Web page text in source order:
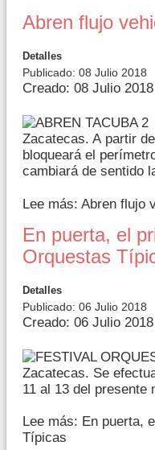
Abren flujo
Detalles
Publicado: 08 Julio 2018
Creado: 08 Julio 2018
Zacatecas. A partir
bloqueará el
cambiará de sentido
Lee más: Abren flujo
En puerta, el
Orquestas
Detalles
Publicado: 06 Julio 2018
Creado: 06 Julio 2018
Zacatecas. Se
11 al 13 del presente
Lee más: En puerta,
Típicas